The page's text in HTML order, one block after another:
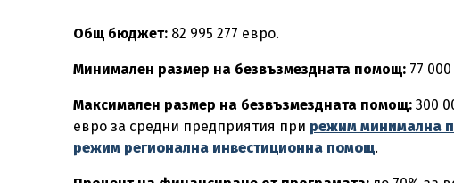
Общ бюджет: 82 995 277 евро.
Минимален размер на безвъзмездната помощ: 77
Максимален размер на безвъзмездната помощ: 300
евро за средни предприятия при режим минимална
режим регионална инвестиционна помощ.